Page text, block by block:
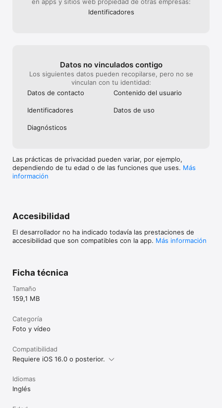
Identificado­res
Datos no vinculados contigo
Los siguientes datos pueden recopilarse, pero no se
vinculan con tu identidad:
Datos de contacto
Contenido del usuario
Identificado­res Datos de uso
Diagnósticos
Las prácticas de privacidad pueden variar, por ejemplo,
dependiendo de tu edad o de las funciones que uses. Más
información
Accesibilidad
El desarrollador no ha indicado todavía las prestaciones de
accesibilidad que son compatibles con la app. Más información
Ficha técnica
Tamaño
159,1 MB
Categoría
Foto y vídeo
Compatibilidad
Requiere iOS 16.0 o posterior.
Idiomas
Inglés